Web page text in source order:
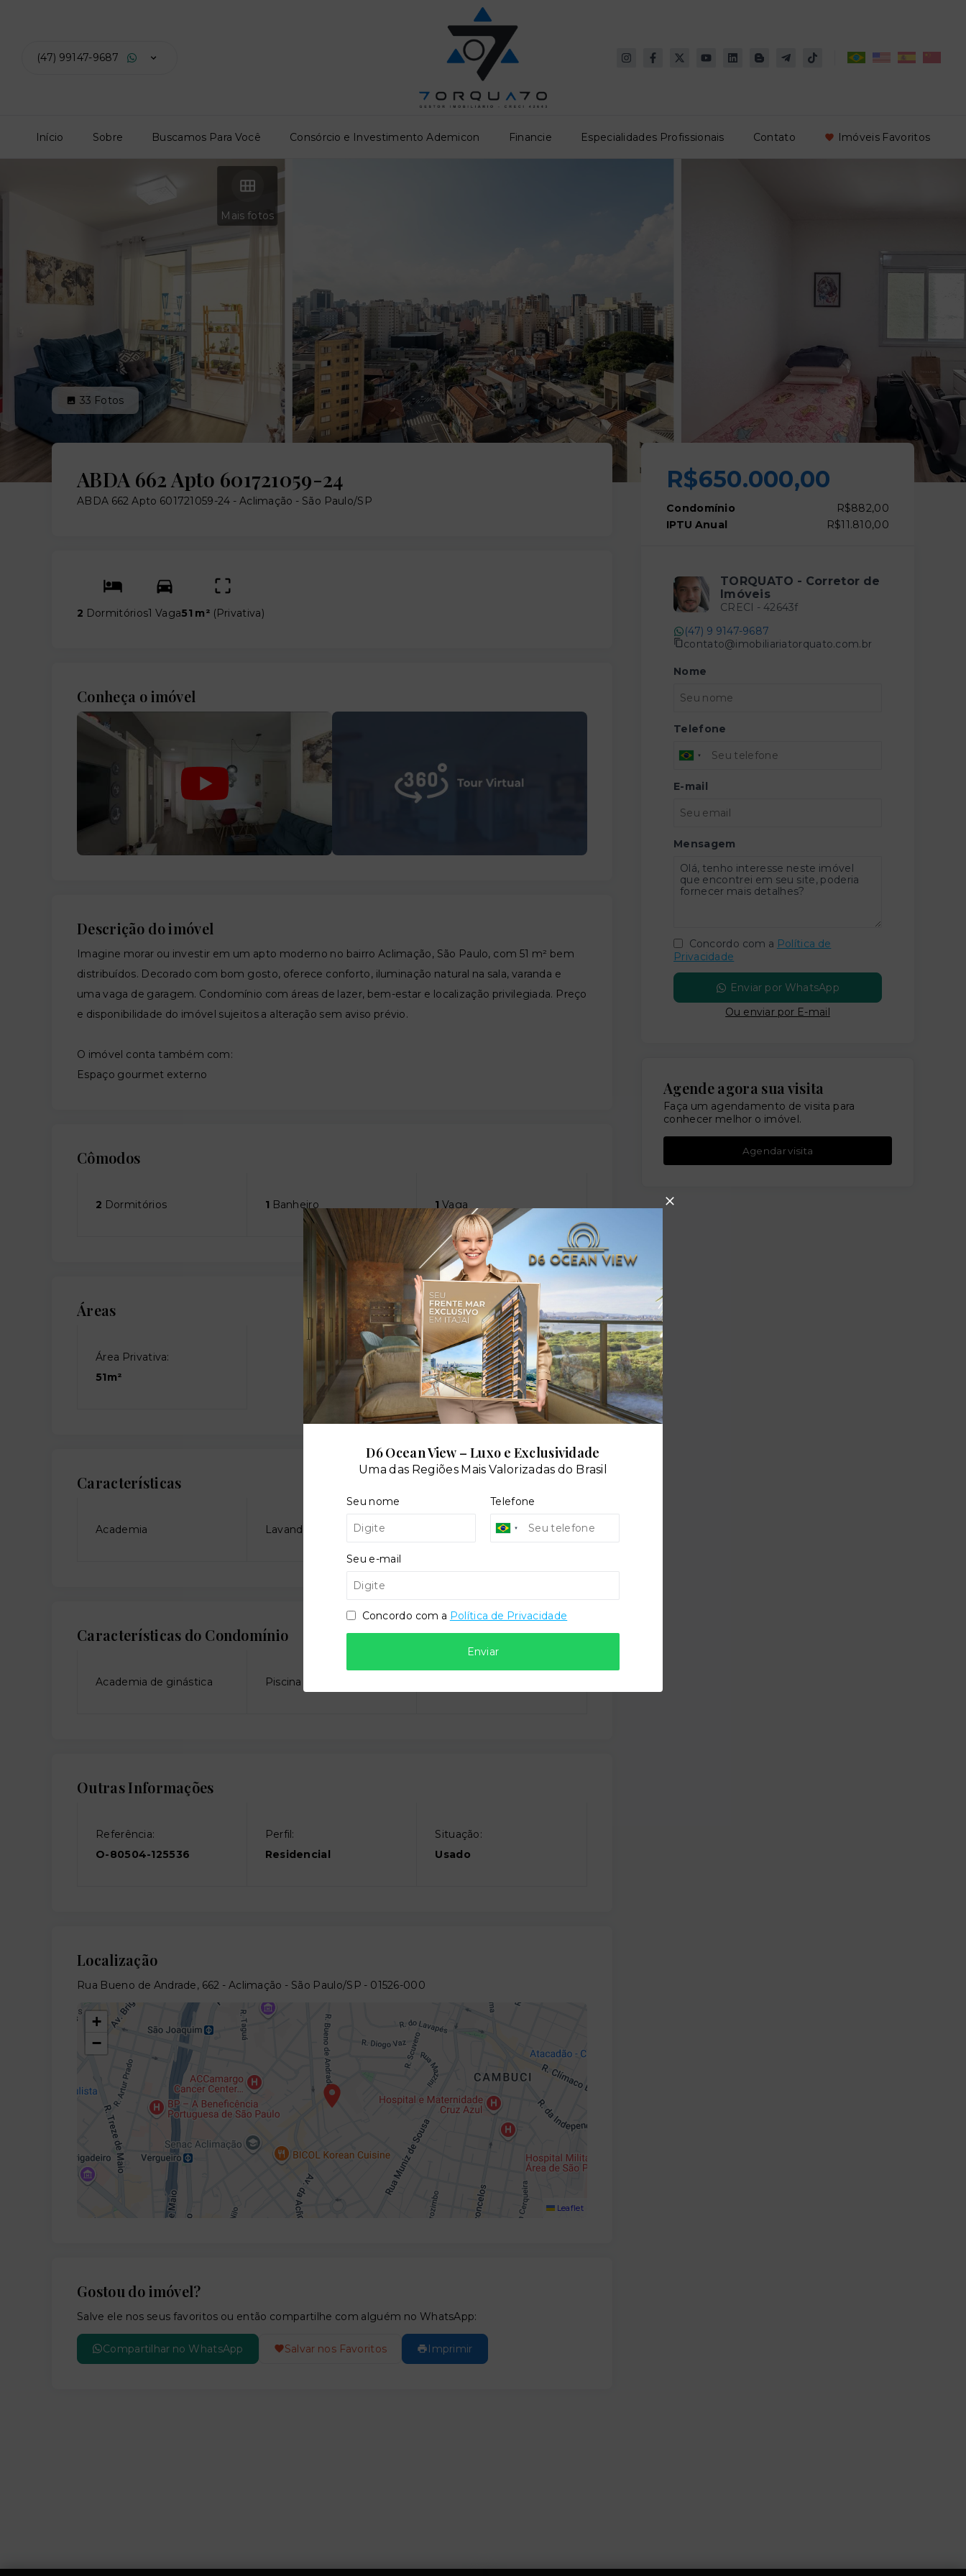
(47) 99147-9687
Início Sobre Buscamos Para Você Consórcio e Investimento Ademicon Financie Especialidades Profissionais Contato Imóveis Favoritos
Mais fotos
33 Fotos
ABDA 662 Apto 601721059-24
ABDA 662 Apto 601721059-24 - Aclimação - São Paulo/SP
2 Dormitórios1 Vaga51 m² (Privativa)
Conheça o imóvel
Descrição do imóvel
Imagine morar ou investir em um apto moderno no bairro Aclimação, São Paulo, com 51 m² bem
distribuídos. Decorado com bom gosto, oferece conforto, iluminação natural na sala, varanda e
uma vaga de garagem. Condomínio com áreas de lazer, bem-estar e localização privilegiada. Preço
e disponibilidade do imóvel sujeitos a alteração sem aviso prévio.
O imóvel conta também com:
Espaço gourmet externo
Cômodos
2 Dormitórios 1 Banheiro 1 Vaga
Áreas
Área Privativa:
51m²
Características
Academia Lavanderia
Características do Condomínio
Academia de ginástica Piscina adulto
Outras Informações
Referência:
O-80504-125536
Perfil:
Residencial
Situação:
Usado
Localização
Rua Bueno de Andrade, 662 - Aclimação - São Paulo/SP - 01526-000
+
−
Leaflet
Gostou do imóvel?
Salve ele nos seus favoritos ou então compartilhe com alguém no WhatsApp:
Compartilhar no WhatsApp Salvar nos Favoritos Imprimir
R$650.000,00
Condomínio
R$882,00
IPTU Anual
R$11.810,00
TORQUATO - Corretor de
Imóveis
CRECI - 42643f
(47) 9 9147-9687
contato@imobiliariatorquato.com.br
Nome
Telefone
E-mail
Mensagem
Concordo com a Política de
Privacidade
Enviar por WhatsApp
Ou enviar por E-mail
Agende agora sua visita
Faça um agendamento de visita para
conhecer melhor o imóvel.
Agendar visita
D6 Ocean View – Luxo e Exclusividade
Uma das Regiões Mais Valorizadas do Brasil
Seu nome Telefone
Seu e-mail
Concordo com a Política de Privacidade
Enviar